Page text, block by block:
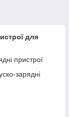
для
пристрої
зарядні